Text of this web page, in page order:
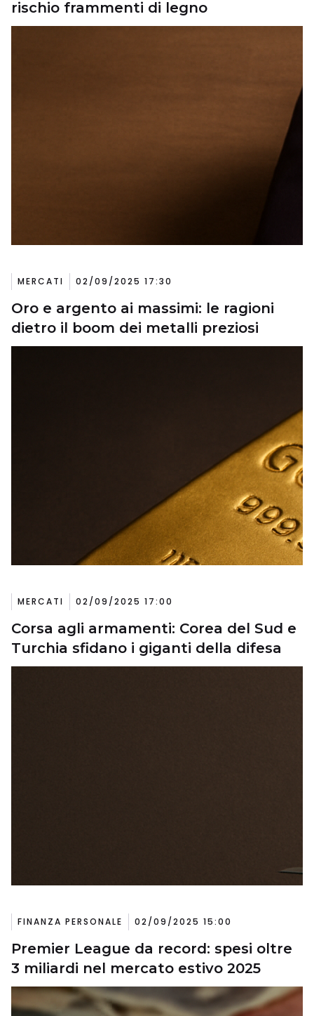
rischio frammenti di legno
MERCATI 02/09/2025 17:30
Oro e argento ai massimi: le ragioni
dietro il boom dei metalli preziosi
MERCATI 02/09/2025 17:00
Corsa agli armamenti: Corea del Sud e
Turchia sfidano i giganti della difesa
FINANZA PERSONALE 02/09/2025 15:00
Premier League da record: spesi oltre
3 miliardi nel mercato estivo 2025